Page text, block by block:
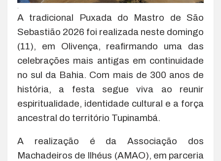
A tradicional Puxada do Mastro de São
Sebastião 2026 foi realizada neste domingo
(11), em Olivença, reafirmando uma das
celebrações mais antigas em continuidade
no sul da Bahia. Com mais de 300 anos de
história, a festa segue viva ao reunir
espiritualidade, identidade cultural e a força
ancestral do território Tupinambá.
A realização é da Associação dos
Machadeiros de Ilhéus (AMAO), em parceria